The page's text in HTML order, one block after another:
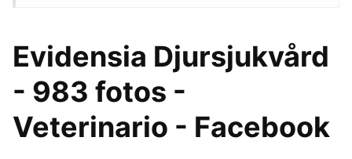
Evidensia Djursjukvård
- 983 fotos -
Veterinario - Facebook